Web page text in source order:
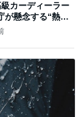
カーディーラー
懸念する“熱心